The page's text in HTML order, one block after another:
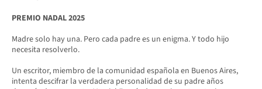
PREMIO NADAL 2025
Madre solo hay una. Pero cada padre es un enigma. Y todo hijo
necesita resolverlo.
Un escritor, miembro de la comunidad española en Buenos Aires,
intenta descifrar la verdadera personalidad de su padre años